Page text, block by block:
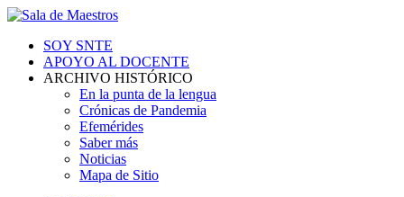
SOY SNTE
APOYO AL DOCENTE
ARCHIVO HISTÓRICO
En la punta de la lengua
Crónicas de Pandemia
Efemérides
Saber más
Noticias
Mapa de Sitio